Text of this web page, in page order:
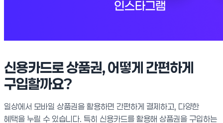
신용카드로 상품권, 어떻게 간편하게
구입할까요?
일상에서 모바일 상품권을 활용하면 간편하게 결제하고, 다양한
혜택을 누릴 수 있습니다. 특히 신용카드를 활용해 상품권을 구입하는